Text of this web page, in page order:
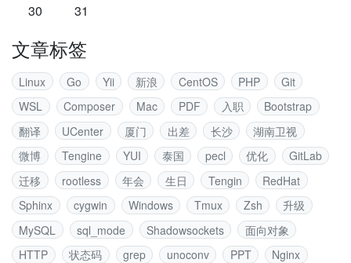
30
31
文章标签
Linux Go Yii 新浪 CentOS PHP
Git
WSL
Composer Mac PDF 入职
Bootstrap
翻译
UCenter 厦门 出差 长沙
湖南卫视
微博
Tengine YUI 泰国 pecl 优化
GitLab
迁移
rootless 年会 生日 Tengin
RedHat
Sphinx
cygwin Windows Tmux Zsh
升级
MySQL
sql_mode Shadowsockets
面向对象
HTTP
状态码 grep unoconv PPT
Nginx